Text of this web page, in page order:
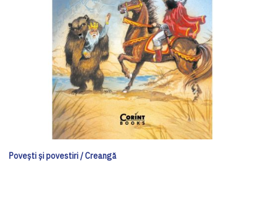
Poveşti şi povestiri / Creangă